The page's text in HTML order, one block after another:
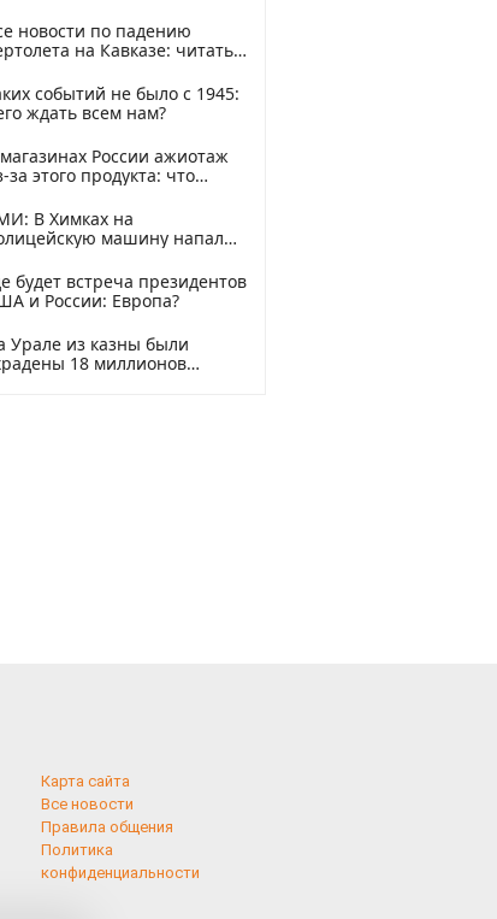
новости по падению
на Кавказе: читать
событий не было с 1945:
ждать всем нам?
России ажиотаж
за этого продукта: что
В Химках на
машину напали
будет встреча президентов
и России: Европа?
Урале из казны были
18 миллионов
Карта сайта
Все новости
Правила общения
Политика
конфиденциальности